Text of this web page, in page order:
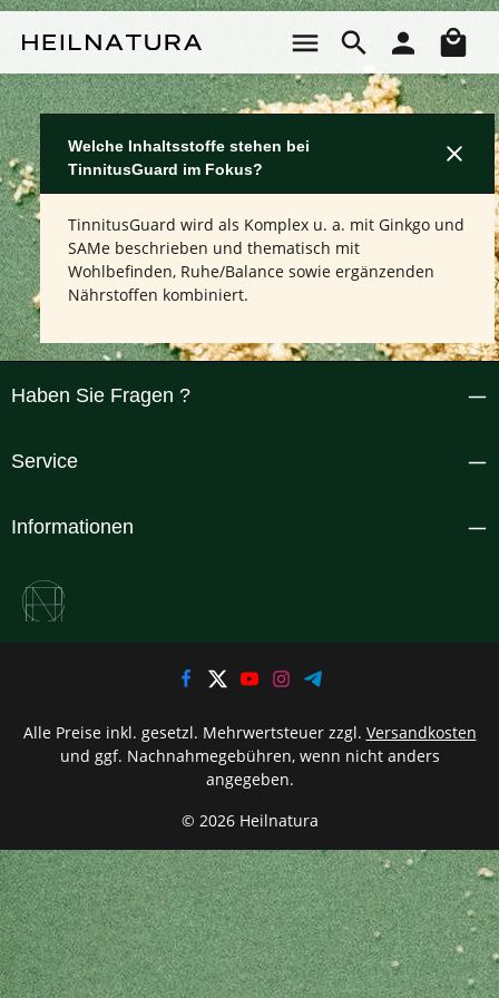
Welche Inhaltsstoffe stehen bei
TinnitusGuard im Fokus?
TinnitusGuard wird als Komplex u. a. mit Ginkgo und
SAMe beschrieben und thematisch mit
Wohlbefinden, Ruhe/Balance sowie ergänzenden
Nährstoffen kombiniert.
Haben Sie Fragen ?
Service
Informationen
© 2026 Heilnatura
Alle Preise inkl. gesetzl. Mehrwertsteuer zzgl. Versandkosten
und ggf. Nachnahmegebühren, wenn nicht anders
angegeben.